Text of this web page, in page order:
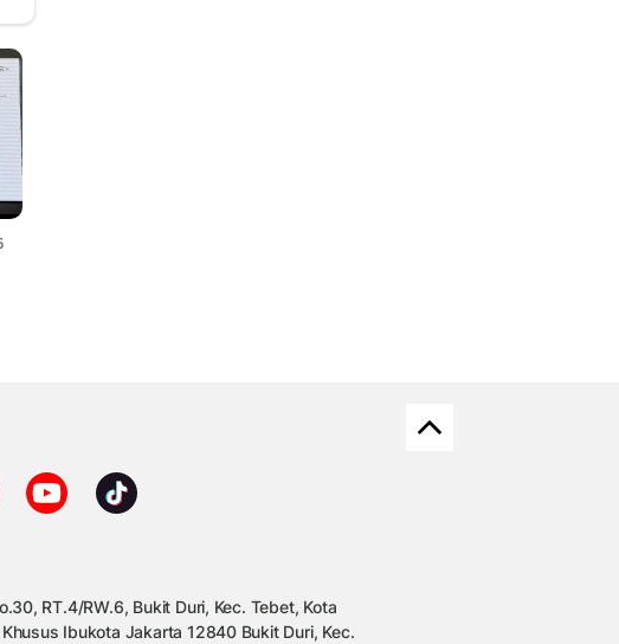
RT.4/RW.6, Bukit Duri, Kec. Tebet, Kota
Ibukota Jakarta 12840 Bukit Duri, Kec.